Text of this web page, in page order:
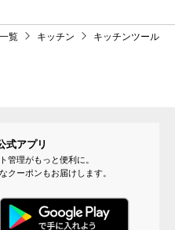
覧 キッチン
キッチンツール
式アプリ
管理がもっと便利に。
クーポンもお届けします。